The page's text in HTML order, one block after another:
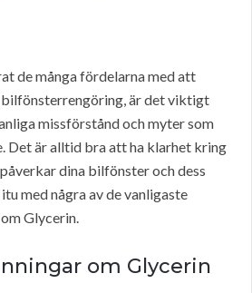
de många fördelarna med att
är det viktigt
missförstånd och myter som
Det är alltid bra att ha klarhet kring
dina bilfönster och dess
med några av de vanligaste
Glycerin.
om Glycerin